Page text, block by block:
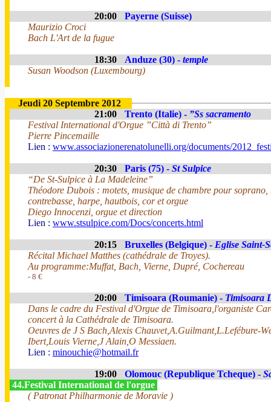
20:00
Payerne (Suisse)
Maurizio Croci
Bach L'Art de la fugue
18:30 Anduze (30) - temple
Susan Woodson (Luxembourg)
Jeudi 20 Septembre 2012
21:00
Trento (Italie) - ”Ss sacramento
Festival International d'Orgue ”Città di Trento”
Pierre Pincemaille
Lien : www.associazionerenatolunelli.org/documents/
20:30 Paris (75) - St Sulpice
“De St-Sulpice à La Madeleine”
Théodore Dubois : motets, musique de chambre pour
contrebasse, harpe, hautbois, cor et orgue
Diego Innocenzi, orgue et direction
Lien : www.stsulpice.com/Docs/concerts.html
20:15 Bruxelles (Belgique) - Eglise Saint-
Récital Michael Matthes (cathédrale de Troyes).
Au programme:Muffat, Bach, Vierne, Dupré, Cochereau
- 8 €
20:00 Timisoara (Roumanie) - Timisoara
Dans le cadre du Festival d'Orgue de Timisoara,l'organiste
concert à la Cathédrale de Timisoara.
Oeuvres de J S Bach,Alexis Chauvet,A.Guilmant,L.Lefébure-
Ibert,Louis Vierne,J Alain,O Messiaen.
Lien : minouchie@hotmail.fr
19:00 Olomouc (Republique Tcheque) -
44.Festival International de l'orgue
( Patronat Philharmonie de Moravie )